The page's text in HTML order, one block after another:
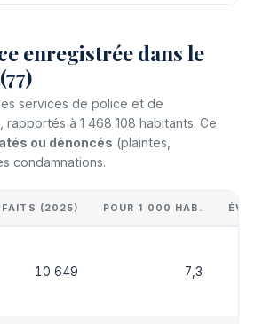
enregistrée dans le
services de police et de
rapportés à 1 468 108 habitants. Ce
ou dénoncés (plaintes,
condamnations.
FAITS (2025) POUR 1 000 HAB.
10 649 7,3